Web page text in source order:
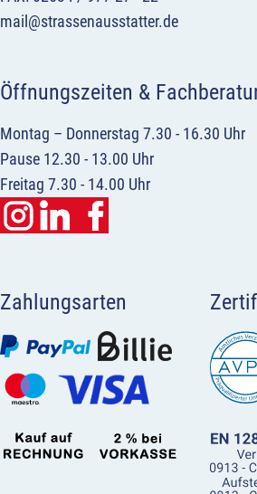
mail@strassenausstatter.de
Öffnungszeiten &
Montag – Donnerstag 7.30 - 16.30 Uhr
Pause 12.30 - 13.00 Uhr
Freitag 7.30 - 14.00 Uhr
Zahlungsarten